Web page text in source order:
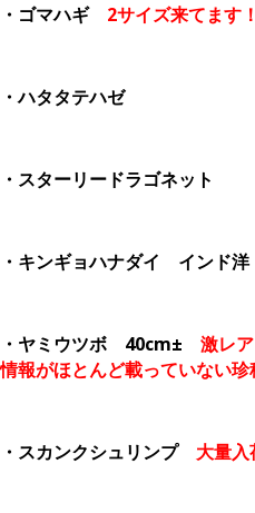
・ゴマハギ 2サイズ来てます！
・ハタタテハゼ
・スターリードラゴネット
・キンギョハナダイ インド洋
・ヤミウツボ 40cm± 激レ
情報がほとんど載っていない珍
・スカンクシュリンプ 大量入